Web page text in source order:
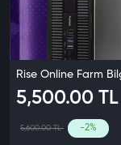
5,500.00 TL
5,600.00 TL -2%